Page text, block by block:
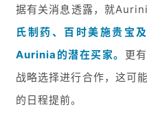
据有关消息透露，就
氏制药、百时美施贵宝
Aurinia的潜在买家。 更
战略选择进行合作，这可
的日程提前。